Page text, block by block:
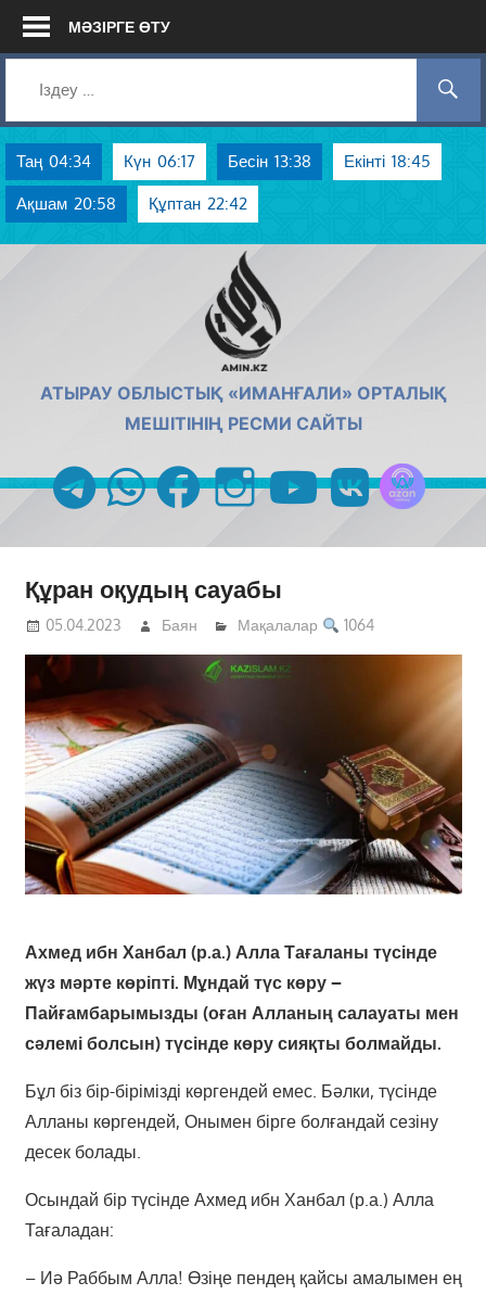
Skip
МӘЗІРГЕ ӨТУ
Таң 04:34 Күн 06:17 Бесін 13:38 Екінті 18:45
Ақшам 20:58 Құптан 22:42
АТЫРАУ ОБЛЫСТЫҚ «ИМАНҒАЛИ» ОРТАЛЫҚ
МЕШІТІНІҢ РЕСМИ САЙТЫ
telegramwhatsappfacebookinstagramyoutubevk
Құран оқудың сауабы
05.04.2023 Баян Мақалалар 1064
Ахмед ибн Ханбал (р.а.) Алла Тағаланы түсінде
жүз мәрте көріпті. Мұндай түс көру –
Пайғамбарымызды (оған Алланың салауаты мен
сәлемі болсын) түсінде көру сияқты болмайды.
Бұл біз бір-бірімізді көргендей емес. Бәлки, түсінде
Алланы көргендей, Онымен бірге болғандай сезіну
десек болады.
Осындай бір түсінде Ахмед ибн Ханбал (р.а.) Алла
Тағаладан:
– Иә Раббым Алла! Өзіңе пендең қайсы амалымен ең